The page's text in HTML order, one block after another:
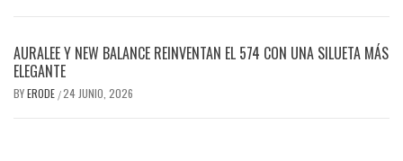
AURALEE Y NEW BALANCE REINVENTAN EL 574 CON UNA SILUETA MÁS
ELEGANTE
BYERODE /24 JUNIO, 2026